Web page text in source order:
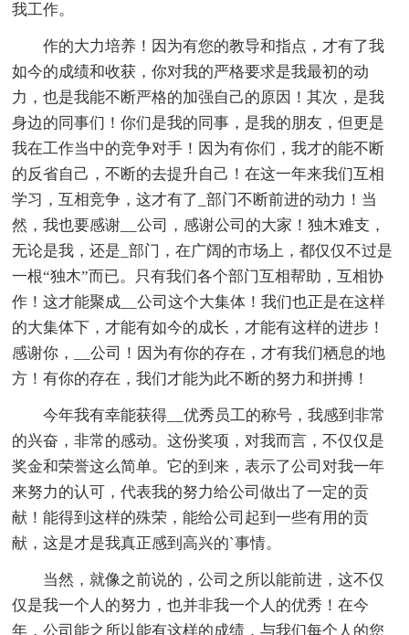
我工作。
作的大力培养！因为有您的教导和指点，才有了我
如今的成绩和收获，你对我的严格要求是我最初的动
力，也是我能不断严格的加强自己的原因！其次，是我
身边的同事们！你们是我的同事，是我的朋友，但更是
我在工作当中的竞争对手！因为有你们，我才的能不断
的反省自己，不断的去提升自己！在这一年来我们互相
学习，互相竞争，这才有了_部门不断前进的动力！当
然，我也要感谢__公司，感谢公司的大家！独木难支，
无论是我，还是_部门，在广阔的市场上，都仅仅不过是
一根“独木”而已。只有我们各个部门互相帮助，互相协
作！这才能聚成__公司这个大集体！我们也正是在这样
的大集体下，才能有如今的成长，才能有这样的进步！
感谢你，__公司！因为有你的存在，才有我们栖息的地
方！有你的存在，我们才能为此不断的努力和拼搏！
今年我有幸能获得__优秀员工的称号，我感到非常
的兴奋，非常的感动。这份奖项，对我而言，不仅仅是
奖金和荣誉这么简单。它的到来，表示了公司对我一年
来努力的认可，代表我的努力给公司做出了一定的贡
献！能得到这样的殊荣，能给公司起到一些有用的贡
献，这是才是我真正感到高兴的`事情。
当然，就像之前说的，公司之所以能前进，这不仅
仅是我一个人的努力，也并非我一个人的优秀！在今
年，公司能之所以能有这样的成绩，与我们每个人的您